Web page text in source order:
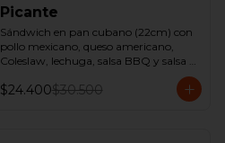
Picante
Sándwich en pan cubano (22cm) con
pollo mexicano, queso americano,
Coleslaw, lechuga, salsa BBQ y salsa
*Producto Ligeramente Picante.
$24.400$30.500